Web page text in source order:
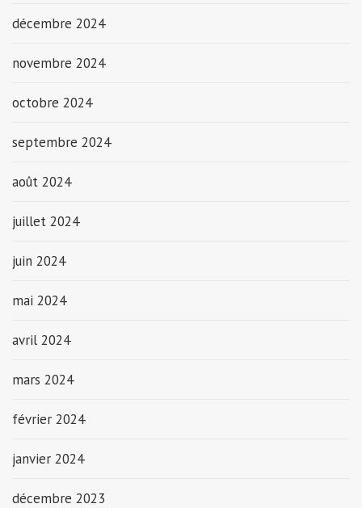
décembre 2024
novembre 2024
octobre 2024
septembre 2024
août 2024
juillet 2024
juin 2024
mai 2024
avril 2024
mars 2024
février 2024
janvier 2024
décembre 2023